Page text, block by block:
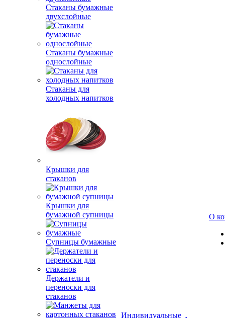
Стаканы бумажные
двухслойные
Стаканы бумажные
однослойные
Стаканы для
холодных напитков
Крышки для
стаканов
Крышки для
бумажной супницы
Супницы бумажные
Держатели и
переноски для
стаканов
Индивидуальные
О